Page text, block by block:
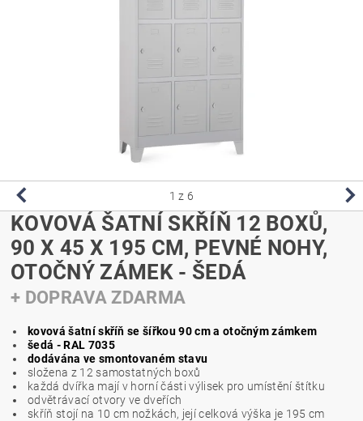
1 z 6
KOVOVÁ ŠATNÍ SKŘÍŇ 12 BOXŮ,
90 X 45 X 195 CM, PEVNÉ NOHY,
OTOČNÝ ZÁMEK - ŠEDÁ
+ DOPRAVA ZDARMA
kovová šatní skříň se šířkou 90 cm a otočným zámkem
šedá - RAL 7035
dodávána ve smontovaném stavu
složena z 12 samostatných boxů
každá dvířka mají v horní částivýlisek pro umístění štítku
odvětrávací otvory ve dveřích
skříň stojí na 10 cm nožkách, její celková výška je 195 cm